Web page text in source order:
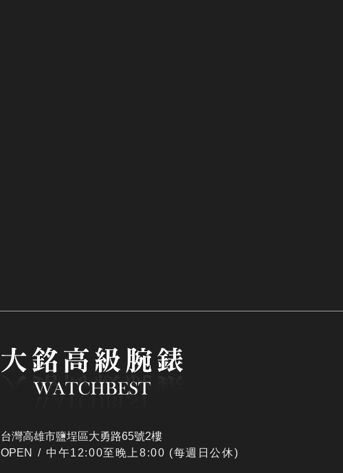
台灣高雄市鹽埕區大勇路65號2樓
OPEN / ​中午12:00至晚上8:00 (每週日公休)